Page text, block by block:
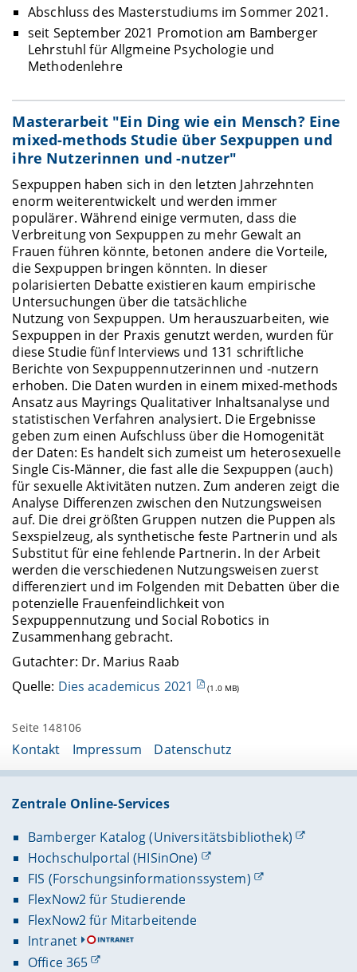
Abschluss des Masterstudiums im Sommer 2021.
seit September 2021 Promotion am Bamberger
Lehrstuhl für Allgmeine Psychologie und
Methodenlehre
Masterarbeit "Ein Ding wie ein Mensch? Eine
mixed-methods Studie über Sexpuppen und
ihre Nutzerinnen und -nutzer"
Sexpuppen haben sich in den letzten Jahrzehnten
enorm weiterentwickelt und werden immer
populärer. Während einige vermuten, dass die
Verbreitung von Sexpuppen zu mehr Gewalt an
Frauen führen könnte, betonen andere die Vorteile,
die Sexpuppen bringen könnten. In dieser
polarisierten Debatte existieren kaum empirische
Untersuchungen über die tatsächliche
Nutzung von Sexpuppen. Um herauszuarbeiten, wie
Sexpuppen in der Praxis genutzt werden, wurden für
diese Studie fünf Interviews und 131 schriftliche
Berichte von Sexpuppennutzerinnen und -nutzern
erhoben. Die Daten wurden in einem mixed-methods
Ansatz aus Mayrings Qualitativer Inhaltsanalyse und
statistischen Verfahren analysiert. Die Ergebnisse
geben zum einen Aufschluss über die Homogenität
der Daten: Es handelt sich zumeist um heterosexuelle
Single Cis-Männer, die fast alle die Sexpuppen (auch)
für sexuelle Aktivitäten nutzen. Zum anderen zeigt die
Analyse Differenzen zwischen den Nutzungsweisen
auf. Die drei größten Gruppen nutzen die Puppen als
Sexspielzeug, als synthetische feste Partnerin und als
Substitut für eine fehlende Partnerin. In der Arbeit
werden die verschiedenen Nutzungsweisen zuerst
differenziert und im Folgenden mit Debatten über die
potenzielle Frauenfeindlichkeit von
Sexpuppennutzung und Social Robotics in
Zusammenhang gebracht.
Gutachter: Dr. Marius Raab
Quelle: Dies academicus 2021 (1.0 MB)
Seite 148106
Kontakt Impressum Datenschutz
Zentrale Online-Services
Bamberger Katalog (Universitätsbibliothek)
Hochschulportal (HISinOne)
FIS (Forschungsinformationssystem)
FlexNow2 für Studierende
FlexNow2 für Mitarbeitende
Intranet
Office 365